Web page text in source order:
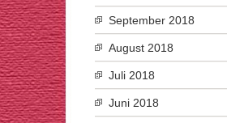
September 2018
August 2018
Juli 2018
Juni 2018